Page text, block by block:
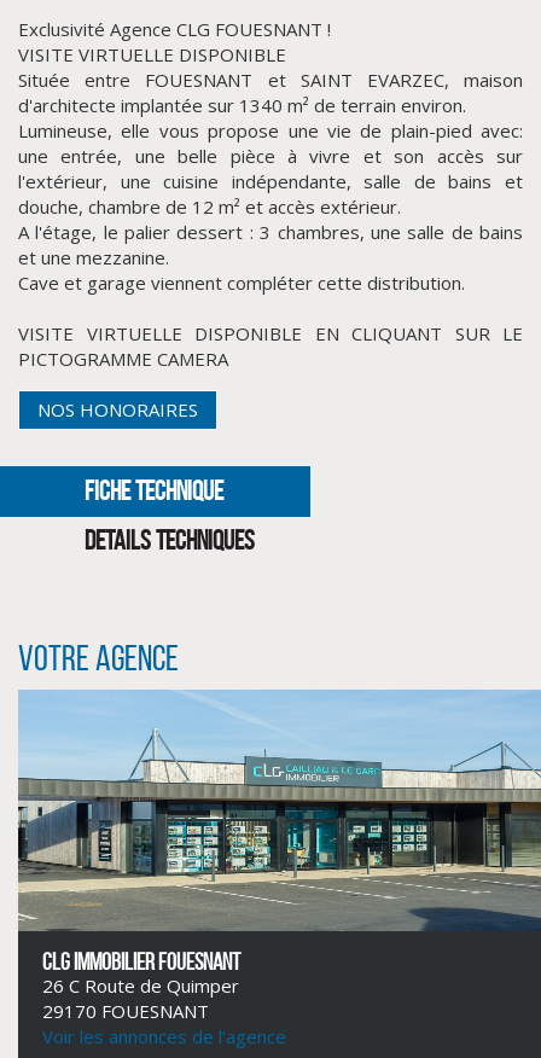
CLIQUER ICI POUR AGRANDIR
CLIQUER ICI POUR AGRANDIR
Exclusivité Agence CLG FOUESNANT !
VISITE VIRTUELLE DISPONIBLE
Située entre FOUESNANT et SAINT EVARZEC, maison
d'architecte implantée sur 1340 m² de terrain environ.
Lumineuse, elle vous propose une vie de plain-pied avec:
une entrée, une belle pièce à vivre et son accès sur
l'extérieur, une cuisine indépendante, salle de bains et
douche, chambre de 12 m² et accès extérieur.
A l'étage, le palier dessert : 3 chambres, une salle de bains
et une mezzanine.
Cave et garage viennent compléter cette distribution.
VISITE VIRTUELLE DISPONIBLE EN CLIQUANT SUR LE
PICTOGRAMME CAMERA
NOS HONORAIRES
FICHE TECHNIQUE
DETAILS TECHNIQUES
Votre agence
CLG IMMOBILIER FOUESNANT
26 C Route de Quimper
29170 FOUESNANT
Voir les annonces de l'agence